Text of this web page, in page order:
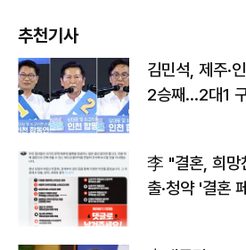
추천기사
김민석, 제주·
2승째…2대1
李 "결혼, 희망
출·청약 '결혼